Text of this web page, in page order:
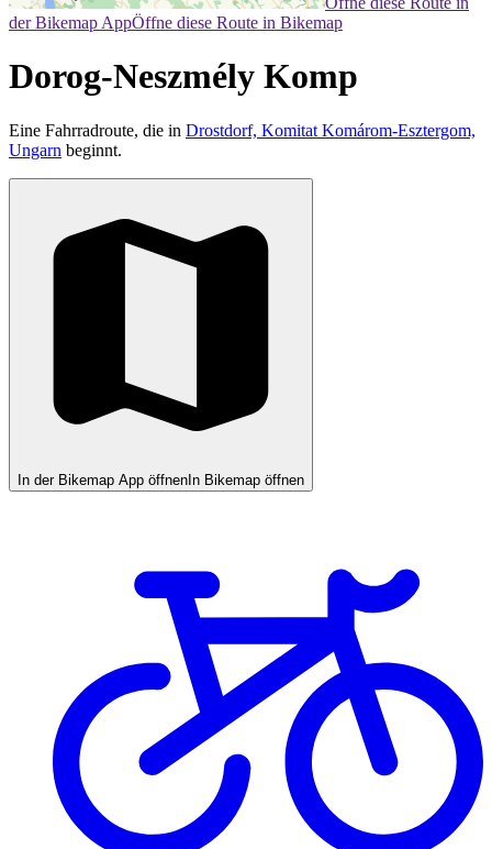
der Bikemap AppÖffne diese Route in Bikemap
Dorog-Neszmély Komp
Eine Fahrradroute, die in Drostdorf, Komitat Komárom-Esztergom,
Ungarn beginnt.
In der Bikemap App öffnen In Bikemap öffnen